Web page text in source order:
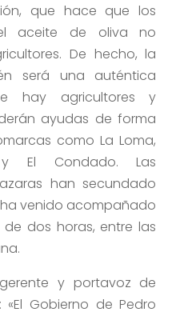
que hace que los
aceite de oliva no
De hecho, la
será una auténtica
hay agricultores y
ayudas de forma
como La Loma,
y El Condado. Las
han secundado
venido acompañado
dos horas, entre las
y portavoz de
«El Gobierno de Pedro